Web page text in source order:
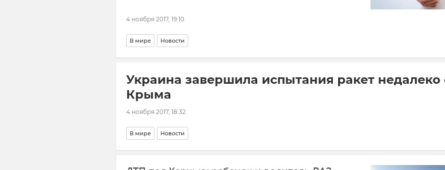
4 ноября 2017, 19:10
В мире Новости
Украина завершила испытания ракет недалеко
Крыма
4 ноября 2017, 18:32
В мире Новости